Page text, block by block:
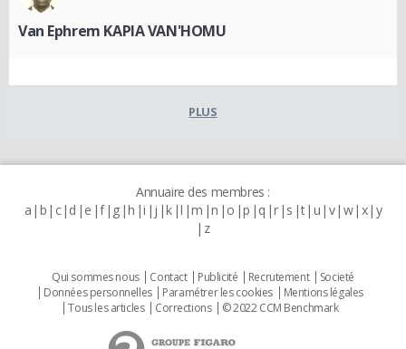
Van Ephrem KAPIA VAN'HOMU
PLUS
Annuaire des membres :
a b c d e f g h i j k l m n o p q r s t u v w x y
z
Qui sommes nous Contact Publicité Recrutement
Societé
Données personnelles
Paramétrer les cookies
Mentions légales
Tous les articles
Corrections © 2022 CCM Benchmark